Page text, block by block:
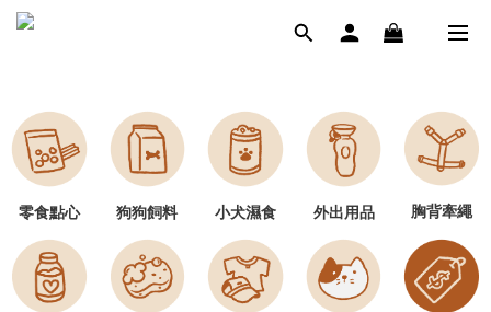
零食點心 狗狗飼料 小犬濕食 外出用品 胸背牽繩